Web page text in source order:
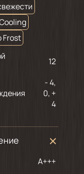
Frost
12
- 4,
0, +
4
A+++